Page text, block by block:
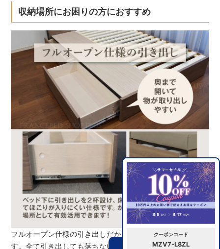
クーポンコード
MZV7-L8ZL
収納場所にお困りの方におすすめ
フルオープン仕様の引き出しだから、奥まで取り出せま
す。全て引き出しても落ちないから出し入れがスムーズで